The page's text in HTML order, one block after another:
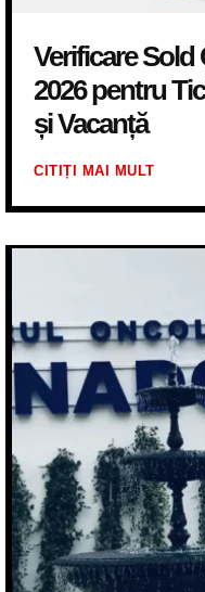
Verificare
2026 pentru
și Vacanță
CITIȚI MAI MULT